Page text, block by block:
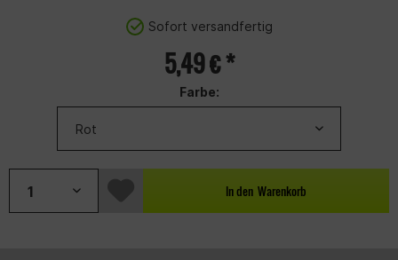
Sofort versandfertig
5,49 € *
Farbe:
In den Warenkorb